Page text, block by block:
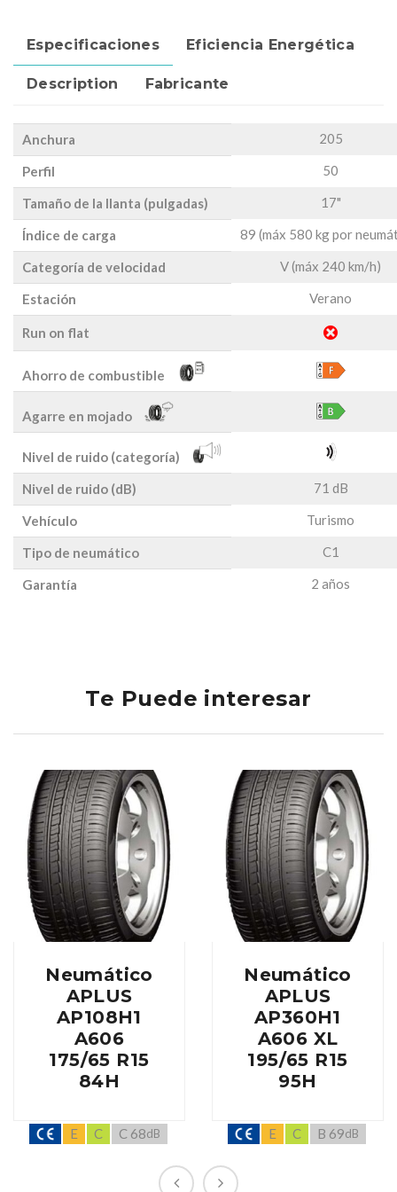
Especificaciones Eficiencia Energética
Description Fabricante
Anchura 205
Perfil 50
Tamaño de la llanta (pulgadas) 17"
Índice de carga 89 (máx 580 kg por
Categoría de velocidad V (máx 240 km/h)
Estación Verano
Run on flat
Ahorro de combustible
Agarre en mojado
Nivel de ruido (categoría)
Nivel de ruido (dB)
71 dB
Vehículo Turismo
Tipo de neumático C1
Garantía 2 años
Te Puede interesar
Neumático
APLUS
AP108H1
A606
175/65 R15
84H
E C C 68dB
Neumático
APLUS
AP360H1
A606 XL
195/65 R15
95H
E C B 69dB